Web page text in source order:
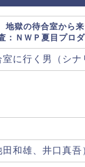
獄の待合室から
：ＮＷＰ夏目プロダ
に行く男（シナ
田和雄、井口真吾